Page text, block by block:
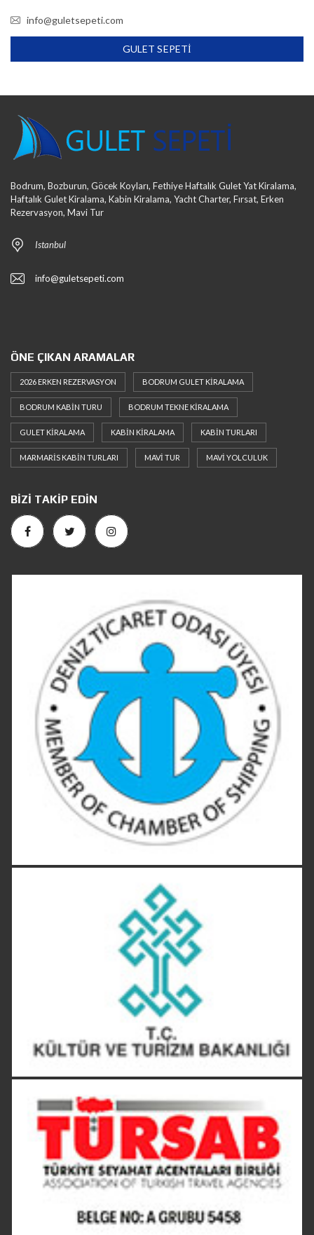
info@guletsepeti.com
GULET SEPETI
Bodrum, Bozburun, Göcek Koyları, Fethiye Haftalık Gulet Yat Kiralama,
Haftalık Gulet Kiralama, Kabin Kiralama, Yacht Charter, Fırsat, Erken
Rezervasyon, Mavi Tur
Istanbul
info@guletsepeti.com
ÖNE ÇIKAN ARAMALAR
2026 ERKEN REZERVASYON BODRUM GULET KIRALAMA
BODRUM KABIN TURU BODRUM TEKNE KIRALAMA
GULET KIRALAMA KABIN KIRALAMA KABIN TURLARI
MARMARIS KABIN TURLARI MAVI TUR MAVI YOLCULUK
BIZI TAKIP EDIN